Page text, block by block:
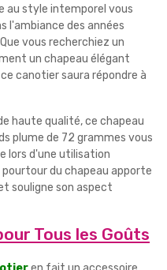
au style intemporel vous
l'ambiance des années
vous recherchiez un
un chapeau élégant
canotier saura répondre à
haute qualité, ce chapeau
plume de 72 grammes vous
lors d'une utilisation
pourtour du chapeau apporte
souligne son aspect
Tous les Goûts